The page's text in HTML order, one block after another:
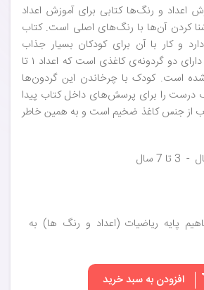
اعداد و رنگ‌ها کتابی برای آموزش اعداد
کردن آن‌ها با رنگ‌های اصلی است. کتاب
و کار با آن برای کودکان بسیار جذاب
خواهد بود. این کتاب دارای دو گردونه‌ی کاغذی است که اعداد ۱ تا
شده است. کودک با چرخاندن این گردون‌ها
درست را برای پرسش‌های داخل کتاب پیدا
از جنس کاغذ ضخیم است و به همین خاطر
3 تا 7 سال
پایه ریاضیات (اعداد و رنگ ها) به
افزودن به سبد خرید